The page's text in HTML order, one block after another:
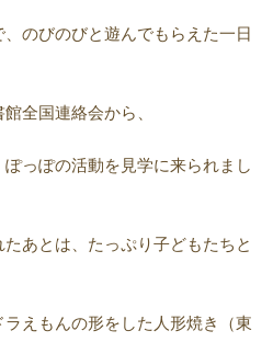
のびのびと遊んでもらえた一日
全国連絡会から、
っぽの活動を見学に来られまし
あとは、たっぷり子どもたちと
えもんの形をした人形焼き（東